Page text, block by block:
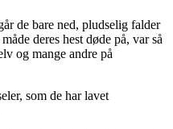
de bare ned, pludselig falder
deres hest døde på, var så
og mange andre på
som de har lavet